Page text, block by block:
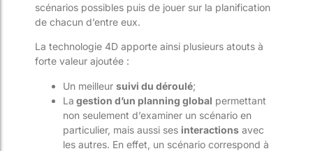
scénarios possibles puis de jouer sur la planification
de chacun d’entre eux.
La technologie 4D apporte ainsi plusieurs atouts à
forte valeur ajoutée :
Un meilleur suivi du déroulé;
La gestion d’un planning global permettant
non seulement d’examiner un scénario en
particulier, mais aussi ses interactions avec
les autres. En effet, un scénario correspond à